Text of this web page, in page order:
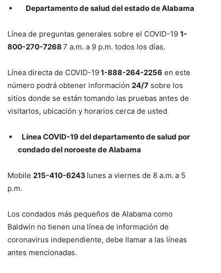
Departamento de salud del estado de Alabama
Línea de preguntas generales sobre el COVID-19 1-
800-270-7268 7 a.m. a 9 p.m. todos los días.
Línea directa de COVID-191-888-264-2256 en este
número podrá obtener información 24/7 sobre los
sitios donde se están tomando las pruebas antes de
visitarlos, ubicación y horarios cerca de usted
Línea COVID-19 del departamentode salud por
condado del noroeste de Alabama
Mobile 215-410-6243 lunes a viernes de 8 a.m. a 5
p.m.
Los condados más pequeños de Alabama como
Baldwin no tienen una línea de información de
coronavirus independiente, debe llamar a las líneas
antes mencionadas.